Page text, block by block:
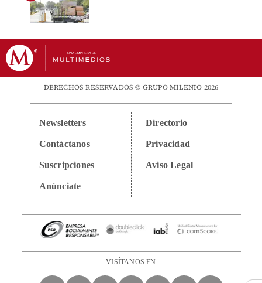
DERECHOS RESERVADOS © GRUPO MILENIO 2026
Newsletters
Contáctanos
Suscripciones
Anúnciate
Directorio
Privacidad
Aviso Legal
VISÍTANOS EN